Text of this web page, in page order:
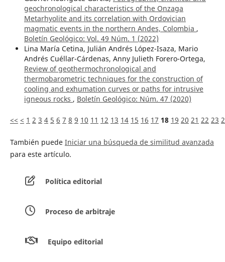
geochronological characteristics of the Onzaga
Metarhyolite and its correlation with Ordovician
magmatic events in the northern Andes, Colombia ,
Boletín Geológico: Vol. 49 Núm. 1 (2022)
Lina María Cetina, Julián Andrés López-Isaza, Mario
Andrés Cuéllar-Cárdenas, Anny Julieth Forero-Ortega,
Review of geothermochronological and
thermobarometric techniques for the construction of
cooling and exhumation curves or paths for intrusive
igneous rocks , Boletín Geológico: Núm. 47 (2020)
<< < 1 2 3 4 5 6 7 8 9 10 11 12 13 14 15 16 17 18 19 20 21 22 23
También puede Iniciar una búsqueda de similitud avanzada
para este artículo.
Política editorial
Proceso de arbitraje
Equipo editorial